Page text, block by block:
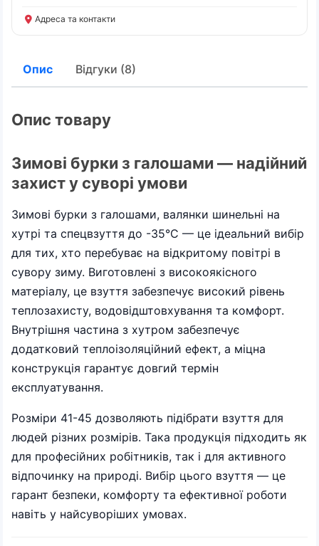
Адреса та контакти
Опис Відгуки (8)
Опис товару
Зимові бурки з галошами — надійний
захист у суворі умови
Зимові бурки з галошами, валянки шинельні на
хутрі та спецвзуття до -35°C — це ідеальний вибір
для тих, хто перебуває на відкритому повітрі в
сувору зиму. Виготовлені з високоякісного
матеріалу, це взуття забезпечує високий рівень
теплозахисту, водовідштовхування та комфорт.
Внутрішня частина з хутром забезпечує
додатковий теплоізоляційний ефект, а міцна
конструкція гарантує довгий термін
експлуатування.
Розміри 41-45 дозволяють підібрати взуття для
людей різних розмірів. Така продукція підходить як
для професійних робітників, так і для активного
відпочинку на природі. Вибір цього взуття — це
гарант безпеки, комфорту та ефективної роботи
навіть у найсуворіших умовах.